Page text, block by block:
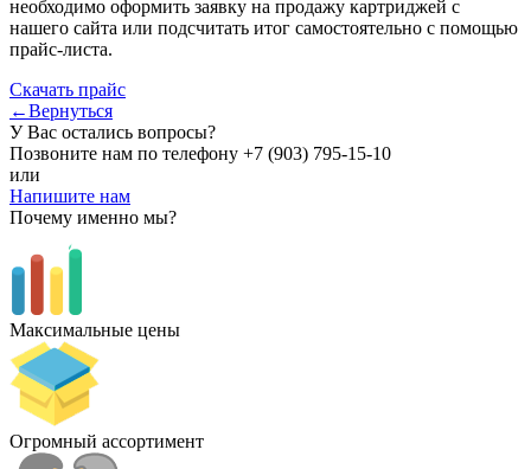
необходимо оформить заявку на продажу картриджей с
нашего сайта или подсчитать итог самостоятельно с помощью
прайс-листа.
Скачать прайс
←Вернуться
У Вас остались вопросы?
Позвоните нам по телефону +7 (903) 795-15-10
или
Напишите нам
Почему именно мы?
Максимальные цены
Огромный ассортимент